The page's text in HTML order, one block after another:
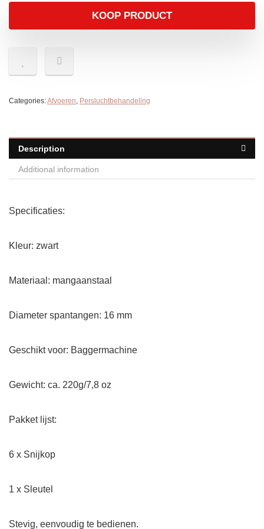
KOOP PRODUCT
Categories:Afvoeren, Persluchtbehandeling
Description
Additional information
Specificaties:
Kleur: zwart
Materiaal: mangaanstaal
Diameter spantangen: 16 mm
Geschikt voor: Baggermachine
Gewicht: ca. 220g/7,8 oz
Pakket lijst:
6 x Snijkop
1 x Sleutel
Stevig, eenvoudig te bedienen.